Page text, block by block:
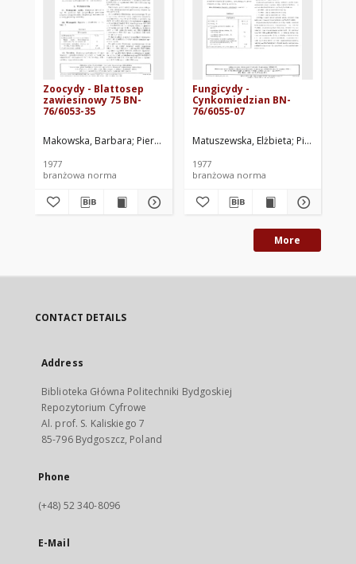
Zoocydy - Blattosep
zawiesinowy 75 BN-
76/6053-35
Makowska, Barbara Pierzchała, Alicja Zakłady Chemiczne
1977
branżowa norma
Fungicydy -
Cynkomiedzian BN-
76/6055-07
Matuszewska, Elżbieta Pierzchała,
1977
branżowa norma
More
CONTACT DETAILS
Address
Biblioteka Główna Politechniki Bydgoskiej
Repozytorium Cyfrowe
Al. prof. S. Kaliskiego 7
85-796 Bydgoszcz, Poland
Phone
(+48) 52 340-8096
E-Mail